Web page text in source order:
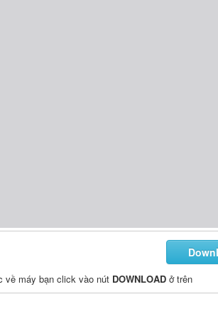
về máy bạn click vào nút DOWNLOAD ở trên